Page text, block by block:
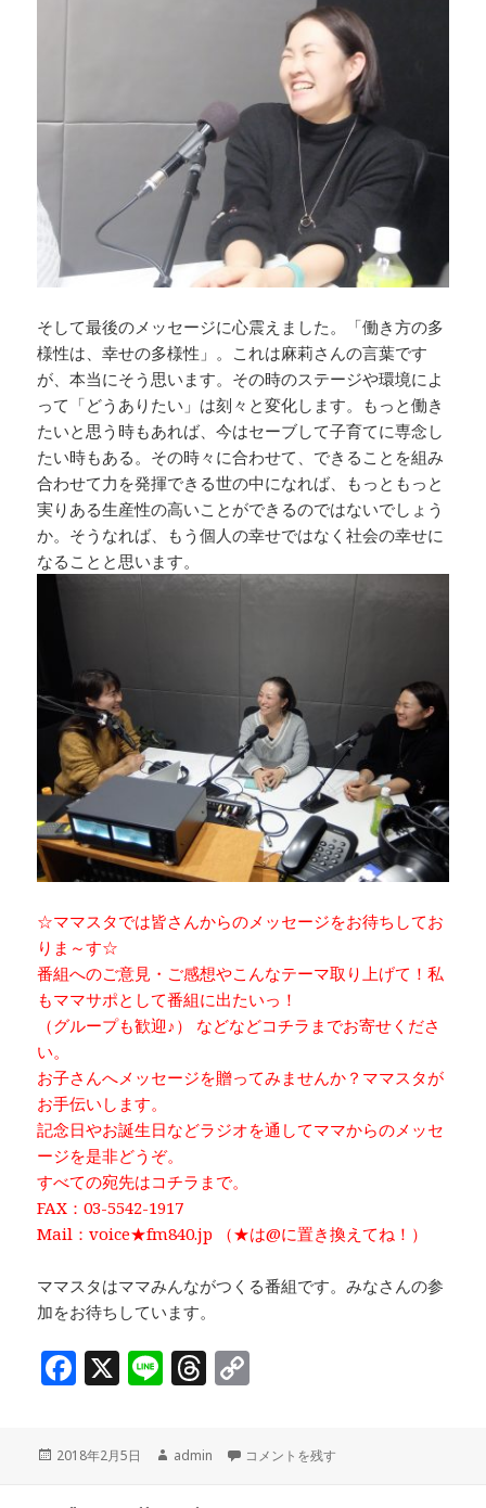
そして最後のメッセージに心震えました。「働き方の多
様性は、幸せの多様性」。これは麻莉さんの言葉です
が、本当にそう思います。その時のステージや環境によ
って「どうありたい」は刻々と変化します。もっと働き
たいと思う時もあれば、今はセーブして子育てに専念し
たい時もある。その時々に合わせて、できることを組み
合わせて力を発揮できる世の中になれば、もっともっと
実りある生産性の高いことができるのではないでしょう
か。そうなれば、もう個人の幸せではなく社会の幸せに
なることと思います。
☆ママスタでは皆さんからのメッセージをお待ちしてお
りま～す☆
番組へのご意見・ご感想やこんなテーマ取り上げて！私
もママサポとして番組に出たいっ！
（グループも歓迎♪） などなどコチラまでお寄せくださ
い。
お子さんへメッセージを贈ってみませんか？ママスタが
お手伝いします。
記念日やお誕生日などラジオを通してママからのメッセ
ージを是非どうぞ。
すべての宛先はコチラまで。
FAX：03-5542-1917
Mail：voice★fm840.jp （★は@に置き換えてね！）
ママスタはママみんながつくる番組です。みなさんの参
加をお待ちしています。
F
c
e
X Li
e
T
e y
投
2018年2月5日
作
admin 働き方の多様化は幸せの多様化である
コメントを残す